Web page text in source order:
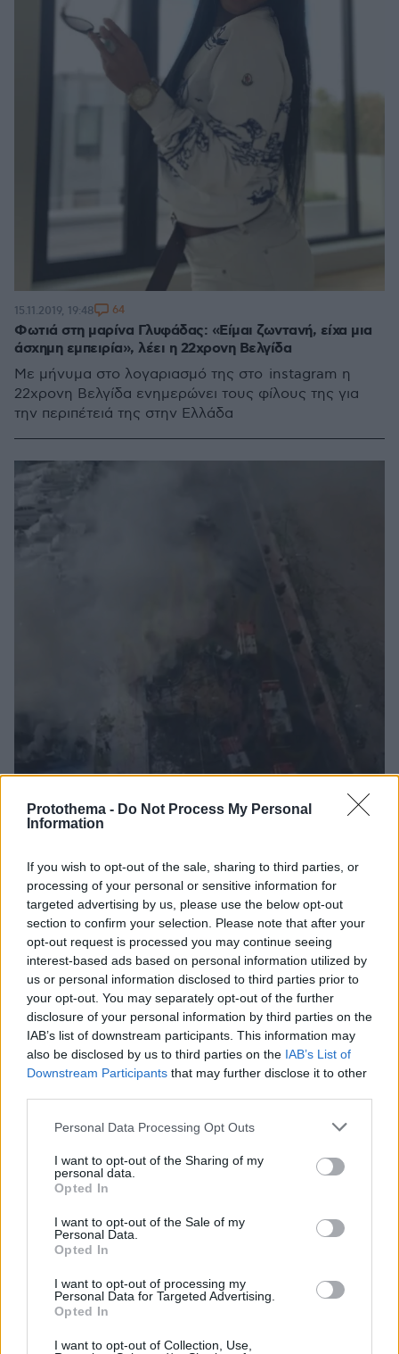
Protothema - Do Not Process My Personal
Information
If you wish to opt-out of the sale, sharing to third parties, or
processing of your personal or sensitive information for
targeted advertising by us, please use the below opt-out
section to confirm your selection. Please note that after your
opt-out request is processed you may continue seeing
interest-based ads based on personal information utilized by
us or personal information disclosed to third parties prior to
your opt-out. You may separately opt-out of the further
disclosure of your personal information by third parties on the
IAB’s list of downstream participants. This information may
also be disclosed by us to third parties on the IAB’s List of
Downstream Participants that may further disclose it to other
Please note that this website/app uses one or more Google
not limited to your visit or usage behaviour. You may click to
grant or deny consent to Google and its third-party tags to
use your data for below specified purposes in below Google
consent section.
Personal Data Processing Opt Outs
I want to opt-out of the Sharing of my
personal data.
Opted In
I want to opt-out of the Sale of my
Personal Data.
Opted In
I want to opt-out of processing my
Personal Data for Targeted Advertising.
Opted In
I want to opt-out of Collection, Use,
Φωτιά στη μαρίνα Γλυφάδας: «Είμαι ζωντανή, είχα μια
άσχημη εμπειρία», λέει η 22χρονη Βελγίδα
Με μήνυμα στο λογαριασμό της στο instagram η
22χρονη Βελγίδα ενημερώνει τους φίλους της για
την περιπέτειά της στην Ελλάδα
15.11.2019, 19:48 64
Φωτιά στη μαρίνα Γλυφάδας: Δείτε το βίντεο από τη
μάχη που έδωσαν οι πυροσβέστες με τις φλόγες
Η Πυροσβεστική κυκλοφόρησε το βίντεο από την
επιχείρηση κατάσβεσης της φωτιάς που ξέσπασε σε
σκάφη, το πρωί της Πέμπτης